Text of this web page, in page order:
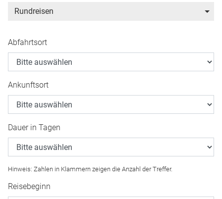
Rundreisen
Abfahrtsort
Ankunftsort
Dauer in Tagen
Hinweis: Zahlen in Klammern zeigen die Anzahl der Treffer.
Reisebeginn